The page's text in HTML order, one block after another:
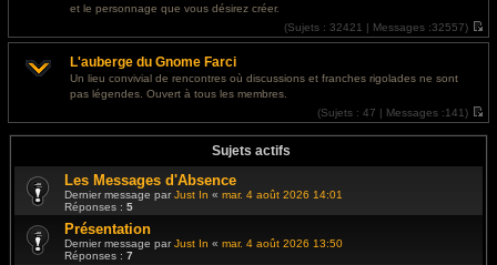
e
e
s
et le personnage que vous désirez créer.
(Sujets : 32421 | Messages :32557)
V
e
r
L'auberge du Gnome Farci
Un lieu convivial de rencontres où discussions et franches rigolades ne sont
pas légendes. Ouvert à tous les membres.
(Sujets : 47 | Messages :141)
V
o
Sujets actifs
Les Messages d'Absence
Dernier message parJust In « mar. 4 août 2026 14:01
Réponses : 5
Présentation
Dernier message parJust In « mar. 4 août 2026 13:50
Réponses : 7